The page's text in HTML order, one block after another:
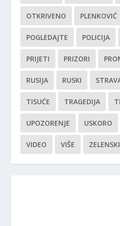
OTKRIVENO PLENKOVIĆ
POGLEDAJTE POLICIJA
PRIJETI PRIZORI
RUSIJA RUSKI
TISUĆE TRAGEDIJA
UPOZORENJE USKORO
VIDEO VIŠE ZELENSKI